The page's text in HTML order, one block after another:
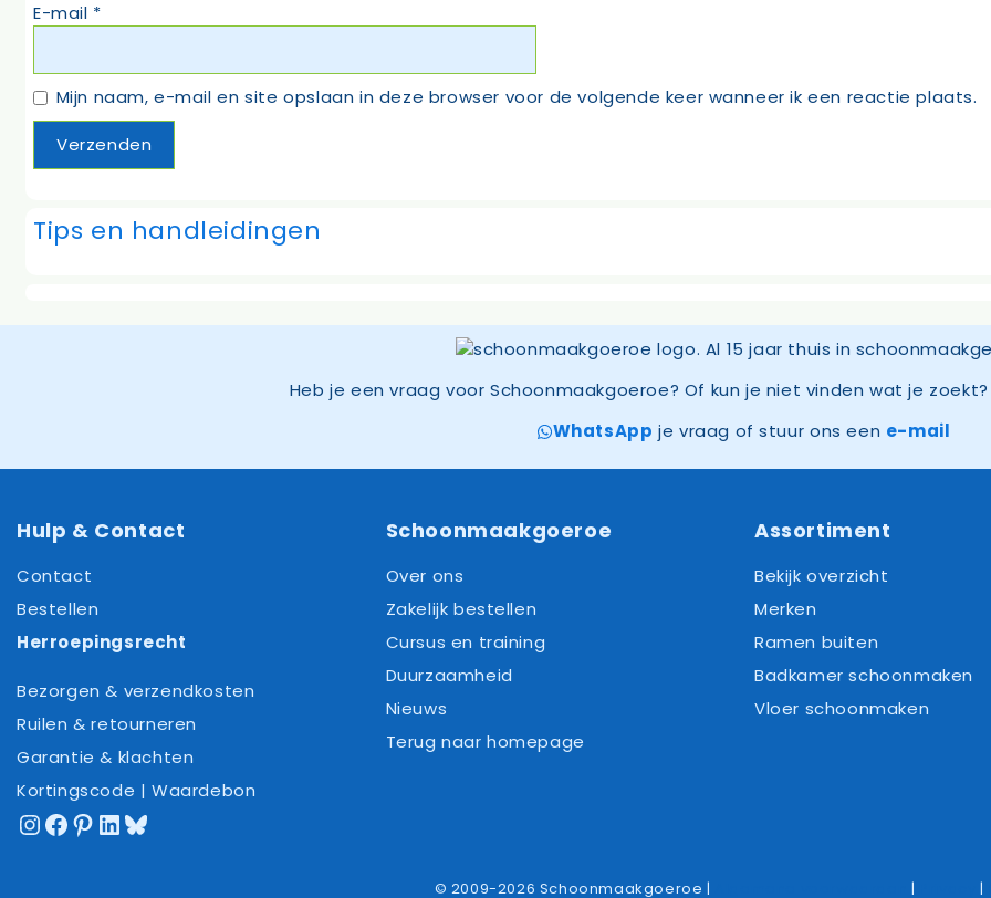
E-mail *
Mijn naam, e-mail en site opslaan in deze browser voor de volgende keer wanneer ik een reactie plaats.
Tips en handleidingen
Heb je een vraag voor Schoonmaakgoeroe? Of kun je niet vinden wat je
WhatsApp je vraag of stuur ons een e-mail
Hulp & Contact
Contact
Bestellen
Herroepingsrecht
Bezorgen & verzendkosten
Ruilen & retourneren
Garantie & klachten
Kortingscode | Waardebon
Instagram
Facebook
Pinterest
LinkedIn
Bluesky
Schoonmaakgoeroe
Over ons
Zakelijk bestellen
Cursus en training
Duurzaamheid
Nieuws
Terug naar homepage
Assortiment
Bekijk overzicht
Merken
Ramen buiten
Badkamer schoonmaken
Vloer schoonmaken
© 2009-2026 Schoonmaakgoeroe | | |